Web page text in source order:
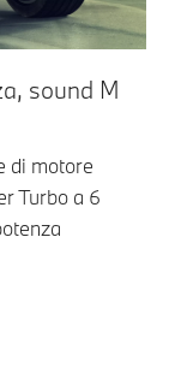
sound M
di motore
Turbo a 6